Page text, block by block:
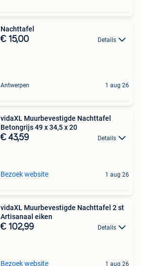
Nachttafel
€ 15,00 Details
Antwerpen 1 aug 26
vidaXL Muurbevestigde Nachttafel
Betongrijs 49 x 34,5 x 20
€ 43,59 Details
Bezoek website 1 aug 26
vidaXL Muurbevestigde Nachttafel 2 st
Artisanaal eiken
€ 102,99 Details
Bezoek website 1 aug 26